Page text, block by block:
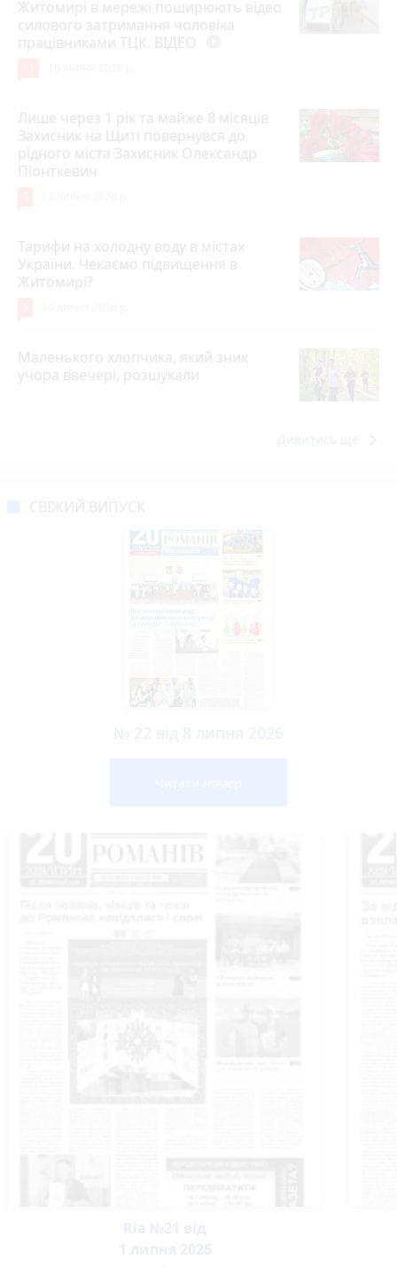
Житомирі в мережі поширюють відео
силового затримання чоловіка
працівниками ТЦК. ВІДЕО
Лише через 1 рік та майже 8 місяців
Захисник на Щиті повернувся до
рідного міста Захисник Олександр
Піонткевич
Тарифи на холодну воду в містах
України. Чекаємо підвищення в
Житомирі?
Маленького хлопчика, який зник
учора ввечері, розшукали